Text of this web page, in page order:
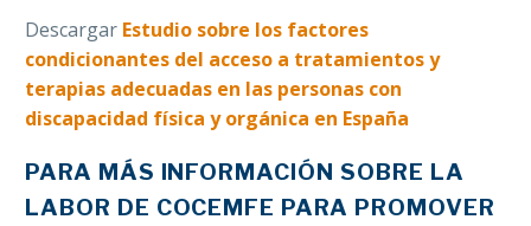
Descargar Estudio sobre los factores
condicionantes del acceso a tratamientos y
terapias adecuadas en las personas con
discapacidad física y orgánica en España
PARA MÁS INFORMACIÓN SOBRE LA
LABOR DE COCEMFE PARA PROMOVER